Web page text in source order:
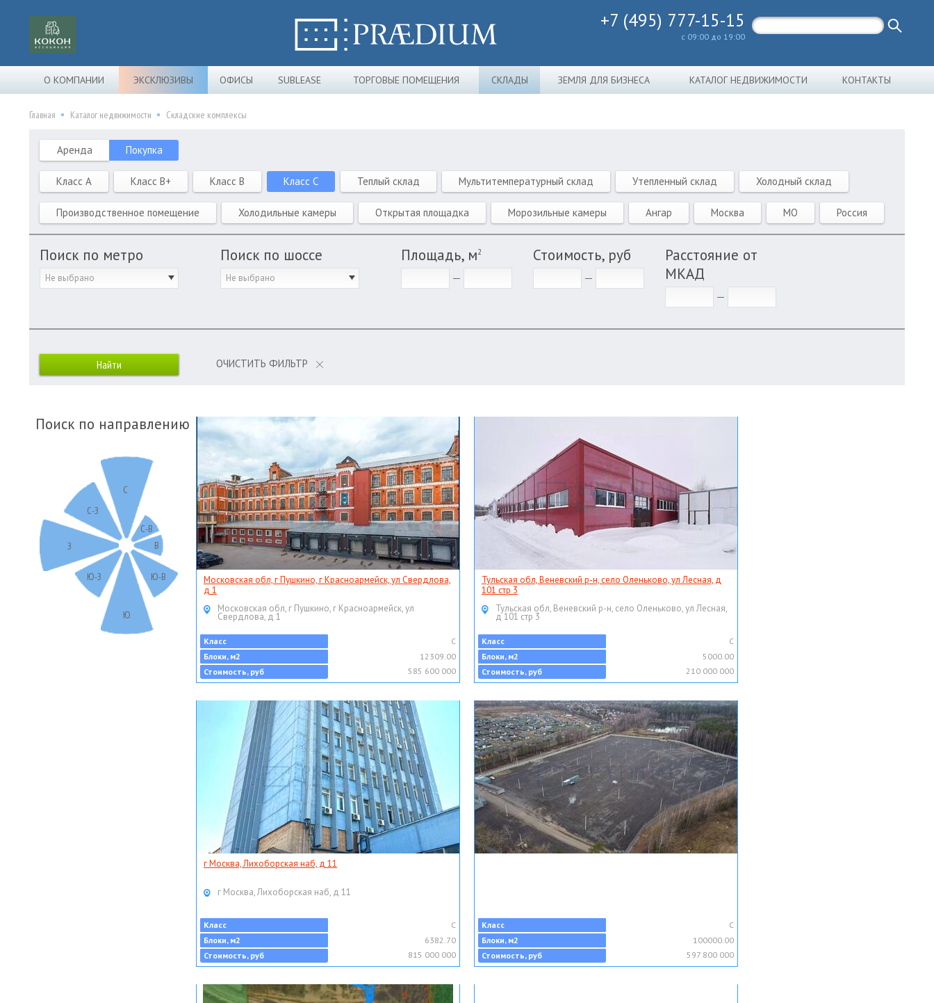
+7 (495) 777-15-15
с 09:00 до 19:00
О КОМПАНИИ ЭКСКЛЮЗИВЫ ОФИСЫ SUBLEASE ТОРГОВЫЕ ПОМЕЩЕНИЯ СКЛАДЫ ЗЕМЛЯ ДЛЯ БИЗНЕСА КАТАЛОГ НЕДВИЖИМОСТИ КОНТАКТЫ
Главная Каталог недвижимости Складские комплексы
Аренда Покупка
Класс A Класс B+ Класс B Класс C Теплый склад Мультитемпературный склад Утепленный склад Холодный склад
Производственное помещение Холодильные камеры Открытая площадка Морозильные камеры Ангар Москва МО Россия
Поиск по метро
Не выбрано
Поиск по шоссе
Не выбрано
Площадь, м2 Стоимость, руб
Расстояние от
МКАД
ОЧИСТИТЬ ФИЛЬТР
Поиск по направлению
С
С-В
В
Ю-В
Ю
Ю-З
З
С-З
Московская обл, г Пушкино, г Красноармейск, ул Свердлова,
д 1
Московская обл, г Пушкино, г Красноармейск, ул
Свердлова, д 1
Класс
C
Блоки, м2
12309.00
Стоимость, руб
585 600 000
Тульская обл, Веневский р-н, село Оленьково, ул Лесная, д
101 стр 3
Тульская обл, Веневский р-н, село Оленьково, ул Лесная,
д 101 стр 3
Класс
C
Блоки, м2
5000.00
Стоимость, руб
210 000 000
г Москва, Лихоборская наб, д 11
г Москва, Лихоборская наб, д 11
Класс
C
Блоки, м2
6382.70
Стоимость, руб
815 000 000
Класс
C
Блоки, м2
100000.00
Стоимость, руб
597 800 000